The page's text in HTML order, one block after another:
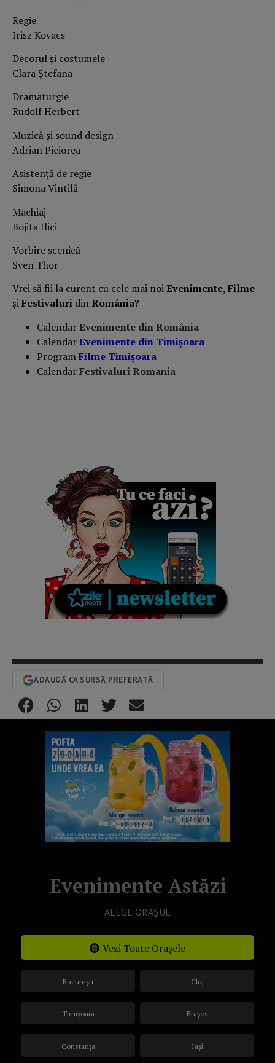
Regie
Irisz Kovacs
Decorul și costumele
Clara Ștefana
Dramaturgie
Rudolf Herbert
Muzică și sound design
Adrian Piciorea
Asistență de regie
Simona Vintilă
Machiaj
Bojita Ilici
Vorbire scenică
Sven Thor
Vrei să fii la curent cu cele mai noiEvenimente, Filme
șiFestivaluri dinRomânia?
Calendar Evenimente din România
CalendarEvenimente din Timișoara
ProgramFilme Timișoara
CalendarFestivaluri Romania
ADAUGĂ CA SURSĂ PREFERATĂ
Evenimente Astăzi
ALEGE ORAȘUL
Vezi Toate Orașele
București
Timișoara
Constanța
Cluj
Brașov
Iași